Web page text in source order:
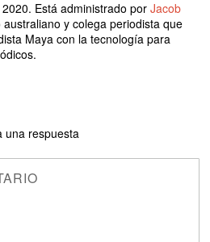
Está administrado porJacob
australiano y colega periodista que
Maya con la tecnología para
una respuesta